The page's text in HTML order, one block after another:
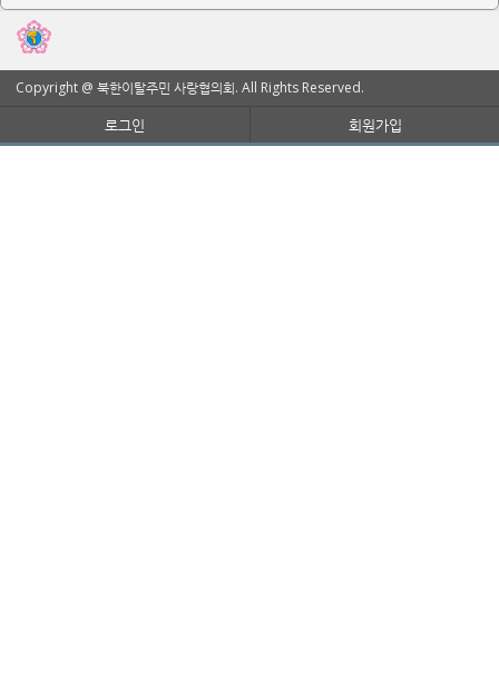
Copyright @ 북한이탈주민 사랑협의회. All Rights Reserved.
로그인 회원가입